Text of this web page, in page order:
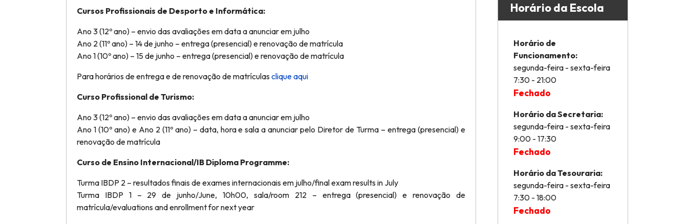
Cursos Profissionais de Desporto e Informática:
Ano 3 (12º ano) – envio das avaliações em data a anunciar em julho
Ano 2 (11º ano) – 14 de junho – entrega (presencial) e renovação de matrícula
Ano 1 (10º ano) – 15 de junho – entrega (presencial) e renovação de matrícula
Para horários de entrega e de renovação de matrículas clique aqui
Curso Profissional de Turismo:
Ano 3 (12º ano) – envio das avaliações em data a anunciar em julho
Ano 1 (10º ano) e Ano 2 (11º ano) – data, hora e sala a anunciar pelo Diretor de Turma – entrega (presencial) e
renovação de matrícula
Curso de Ensino Internacional/IB Diploma Programme:
Turma IBDP 2 – resultados finais de exames internacionais em julho/final exam results in July
Turma IBDP 1 – 29 de junho/June, 10h00, sala/room 212 – entrega (presencial) e renovação de
matrícula/evaluations and enrollment for next year
Horário da Escola
Horário de
Funcionamento:
segunda-feira - sexta-feira
7:30 - 21:00
Fechado
Horário da Secretaria:
segunda-feira - sexta-feira
9:00 - 17:30
Fechado
Horário da Tesouraria:
segunda-feira - sexta-feira
7:30 - 18:00
Fechado